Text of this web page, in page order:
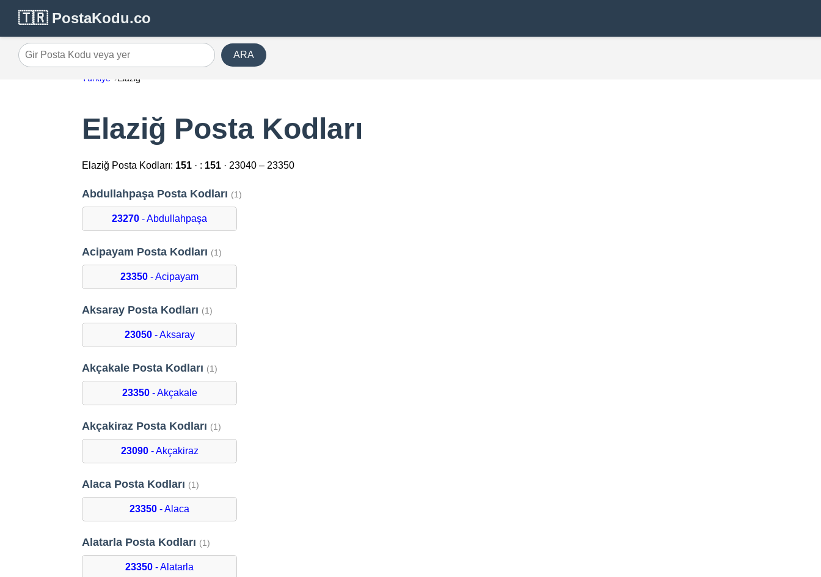
🇹🇷 PostaKodu.co
Gir Posta Kodu veya yer ARA
Türkiye Elaziğ
Elaziğ Posta Kodları
Elaziğ Posta Kodları: 151 · : 151 · 23040 – 23350
Abdullahpaşa Posta Kodları (1)
23270 - Abdullahpaşa
Acipayam Posta Kodları (1)
23350 - Acipayam
Aksaray Posta Kodları (1)
23050- Aksaray
Akçakale Posta Kodları (1)
23350- Akçakale
Akçakiraz Posta Kodları (1)
23090- Akçakiraz
Alaca Posta Kodları (1)
23350 - Alaca
Alatarla Posta Kodları (1)
23350 - Alatarla